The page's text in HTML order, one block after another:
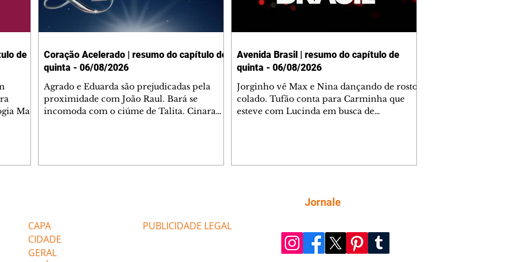
de
Mau
Coração Acelerado | resumo do capítulo de
quinta - 06/08/2026
Agrado e Eduarda são prejudicadas pela
proximidade com João Raul. Bará se
incomoda com o ciúme de Talita. Cinara
ajudar João Raul sem prejudicar a amiga.
Avenida Brasil | resumo do capítulo de
quinta - 06/08/2026
Jorginho vê Max e Nina dançando de rosto
colado. Tufão conta para Carminha que
esteve com Lucinda em busca de
Verônica e Noêmia perseguem Cadinho na
praia deserta. Dolores sugere que Roni peça
fugir da praia
CAPA
CIDADE
GERAL
PUBLICIDADE LEGAL
Jornale